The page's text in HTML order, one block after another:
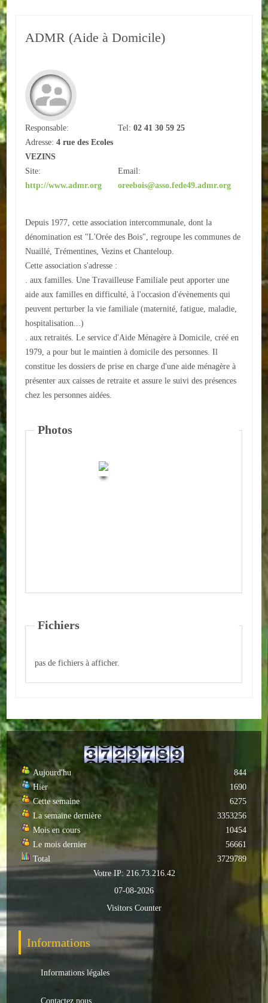
Urbanisme
Santé
Social
Culturel
Divers
ACTUALITÉS
ECOLES
Ecole privée
ASSOCIATIONS
Sportives
Loisirs et animations
Culturelles
Commerces
Garages
Loisirs
Batiments/TP
Services
CONTACT
ENVIRONNEMENT
Informations générales
ADMR (Aide à Domicile)
Responsable: Tel:02 41 30 59 25
Adresse:4 rue des Ecoles
VEZINS
Site:
http://www.admr.org
Email:
oreebois@asso.fede49.admr.org
Depuis 1977, cette association intercommunale, dont la
dénomination est "L'Orée des Bois", regroupe les communes de
Nuaillé, Trémentines, Vezins et Chanteloup.
Cette association s'adresse :
. aux familles. Une Travailleuse Familiale peut apporter une
aide aux familles en difficulté, à l'occasion d'évènements qui
peuvent perturber la vie familiale (maternité, fatigue, maladie,
hospitalisation...)
. aux retraités. Le service d'Aide Ménagère à Domicile, créé en
1979, a pour but le maintien à domicile des personnes. Il
constitue les dossiers de prise en charge d'une aide ménagère à
présenter aux caisses de retraite et assure le suivi des présences
chez les personnes aidées.
Photos
Fichiers
pas de fichiers à afficher.
Aujourd'hu
Hier
Cette semaine
La semaine dernière
Mois en cours
Le mois dernier
Total
844
1690
6275
3353256
10454
56661
3729789
Votre IP: 216.73.216.42
07-08-2026
Visitors Counter
Informations
Informations légales
Contactez nous